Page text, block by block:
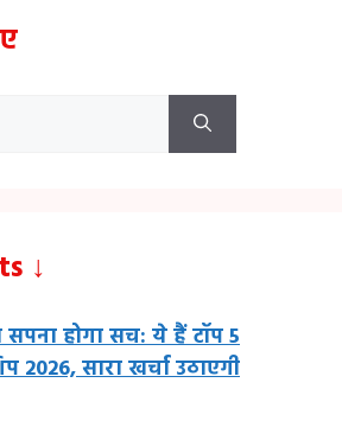
↓
होगा सच: ये हैं टॉप 5
2026, सारा खर्चा उठाएगी